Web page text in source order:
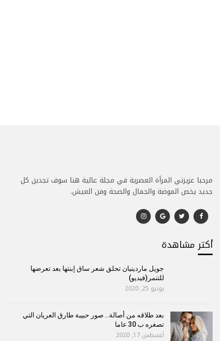
مرحبا عزيزتي المرأة العصرية في مجلة عالية هنا سوف تجدين كل
جديد يخص الموضة والجمال والصحة وفن العيش.
أكتر مشاهدة
جويل ماردينيان تحلق شعر ساق إبنتها بعد تعرضها
للتنمر(فيديو)
يونيو 25, 2020
بعد طلاقه من أصالة.. صور حبيبة طارق العريان التي
تصغره ب 30 عاما
أغسطس 17, 2020